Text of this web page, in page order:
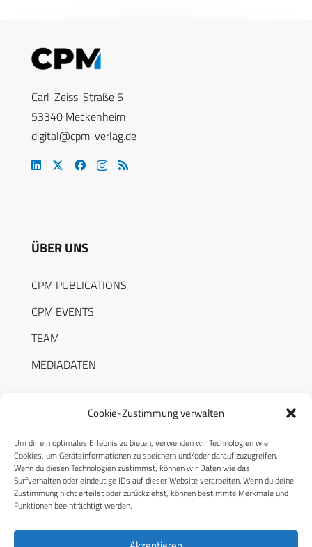
Cookie-Zustimmung verwalten
Um dir ein optimales Erlebnis zu bieten, verwenden wir Technologien wie
Cookies, um Geräteinformationen zu speichern und/oder darauf zuzugreifen.
Wenn du diesen Technologien zustimmst, können wir Daten wie das
Surfverhalten oder eindeutige IDs auf dieser Website verarbeiten. Wenn du deine
Zustimmung nicht erteilst oder zurückziehst, können bestimmte Merkmale und
Funktionen beeinträchtigt werden.
Carl-Zeiss-Straße 5
53340 Meckenheim
digital@cpm-verlag.de
ÜBER UNS
CPM PUBLICATIONS
CPM EVENTS
TEAM
MEDIADATEN
RECHTLICHES
Datenschutzerklärung
Cookie-Richtlinie (EU)